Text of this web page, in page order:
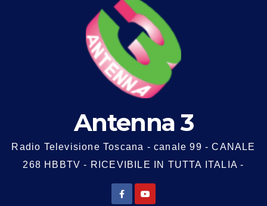
Antenna 3
Radio Televisione Toscana - canale 99 - CANALE
268 HBBTV - RICEVIBILE IN TUTTA ITALIA -